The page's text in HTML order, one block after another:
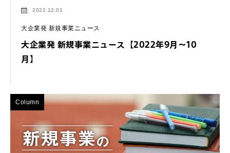
2022.12.01
大企業発 新規事業ニュース
大企業発 新規事業ニュース【2022年9月～10
月】
Column